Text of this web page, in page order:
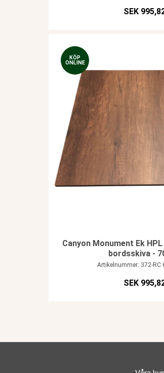
SEK
KÖP
ONLINE
Canyon Monument Ek
bordsskiva -
Artikelnummer: 372-RC
SEK